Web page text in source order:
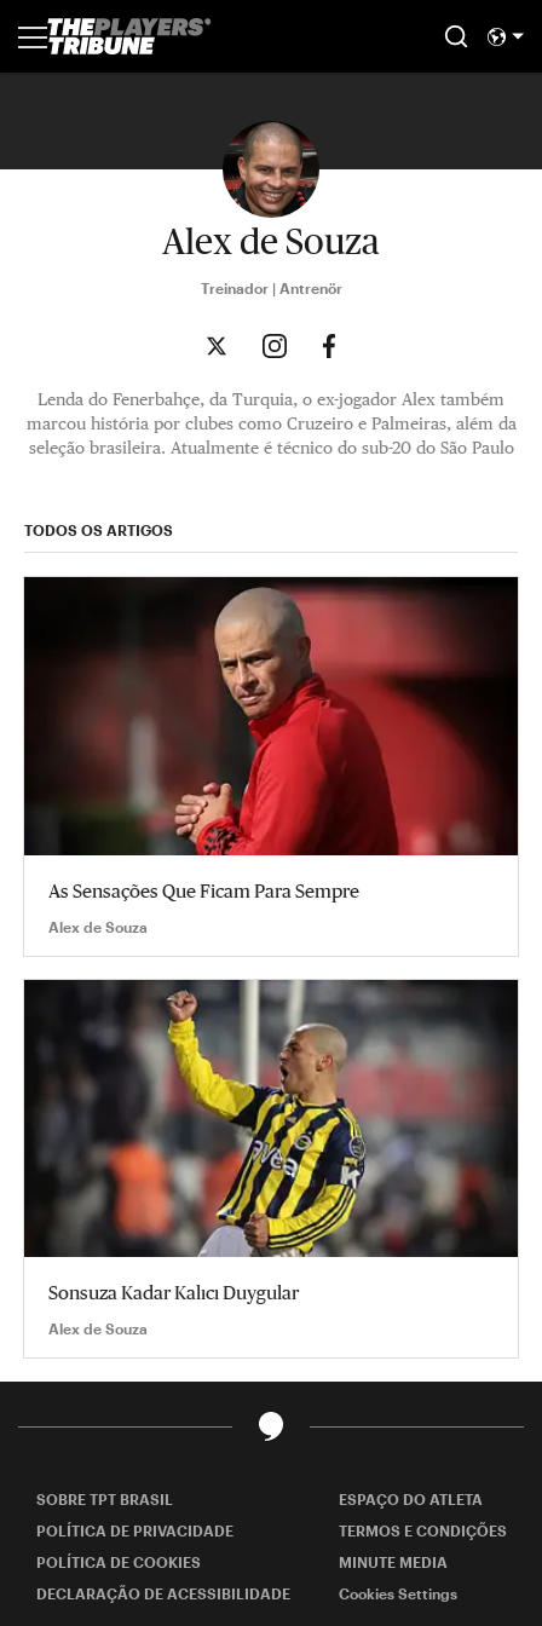
Alex de Souza
Treinador | Antrenör
Lenda do Fenerbahçe, da Turquia, o ex-jogador Alex também
marcou história por clubes como Cruzeiro e Palmeiras, além da
seleção brasileira. Atualmente é técnico do sub-20 do São Paulo
TODOS OS ARTIGOS
As Sensações Que Ficam Para Sempre
Alex de Souza
Sonsuza Kadar Kalıcı Duygular
Alex de Souza
SOBRE TPT BRASIL
ESPAÇO DO ATLETA
POLÍTICA DE PRIVACIDADE
TERMOS E CONDIÇÕES
POLÍTICA DE COOKIES
MINUTE MEDIA
DECLARAÇÃO DE ACESSIBILIDADE
Cookies Settings